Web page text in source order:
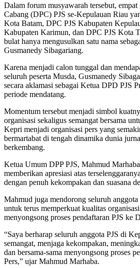
Dalam forum musyawarah tersebut,
Cabang (DPC) PJS se-Kepulauan Riau
Kota Batam, DPC PJS Kabupaten
Kabupaten Karimun, dan DPC PJS Kota
bulat hanya mengusulkan satu nama
Gusmanedy Sibagariang.
Karena menjadi calon tunggal dan
seluruh peserta Musda, Gusmanedy
secara aklamasi sebagai Ketua DPD PJS
periode mendatang.
Momentum tersebut menjadi simbol
organisasi sekaligus semangat bersama
Kepri menjadi organisasi pers yang
bermartabat di tengah dinamika dunia
berkembang.
Ketua Umum DPP PJS, Mahmud
memberikan apresiasi atas
dengan penuh kekompakan dan suasana
Mahmud juga mendorong seluruh
untuk terus memperkuat kualitas
menyongsong proses pendaftaran PJS ke
“Saya berharap seluruh anggota PJS di
semangat, menjaga kekompakan,
dan bersama-sama menyongsong proses
Pers,” ujar Mahmud Marhaba.